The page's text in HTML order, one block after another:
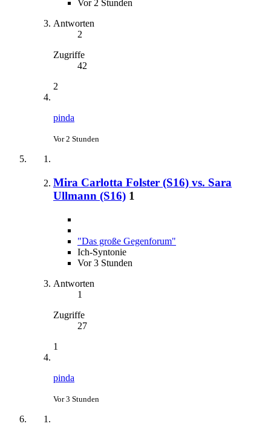
Vor 2 Stunden
Antworten
2
Zugriffe
42
2
pinda
Vor 2 Stunden
Mira Carlotta Folster (S16) vs. Sara
Ullmann (S16) 1
"Das große Gegenforum"
Ich-Syntonie
Vor 3 Stunden
Antworten
1
Zugriffe
27
1
pinda
Vor 3 Stunden